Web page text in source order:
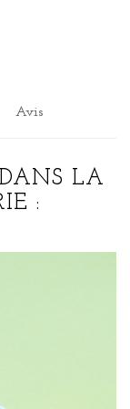
Avis
LA
: